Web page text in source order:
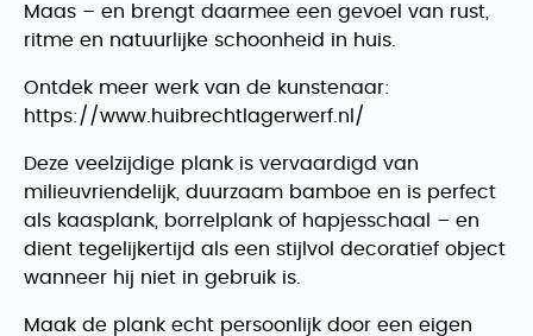
Maas – en brengt daarmee een gevoel van rust,
ritme en natuurlijke schoonheid in huis.
Ontdek meer werk van de kunstenaar:
https://www.huibrechtlagerwerf.nl/
Deze veelzijdige plank is vervaardigd van
milieuvriendelijk, duurzaam bamboe en is perfect
als kaasplank, borrelplank of hapjesschaal – en
dient tegelijkertijd als een stijlvol decoratief object
wanneer hij niet in gebruik is.
Maak de plank echt persoonlijk door een eigen